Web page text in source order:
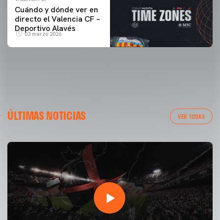
Cuándo y dónde ver en
directo el Valencia CF –
Deportivo Alavés
03 marzo 2026
ÚLTIMAS NOTICIAS VER TODAS